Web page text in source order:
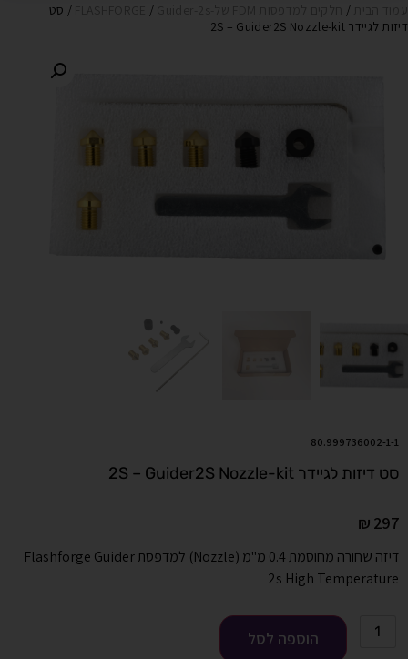
/
/
/ סט
דיזות לגיידר 2S – Guider2S Nozzle-kit
80.999736002-1-1
סט דיזות לגיידר 2S – Guider2S Nozzle-kit
₪ 297
דיזה שחורה מחוסמת 0.4 מ"מ (Nozzle) למדפסת Flashforge Guider
2s High Temperature
הוספה לסל